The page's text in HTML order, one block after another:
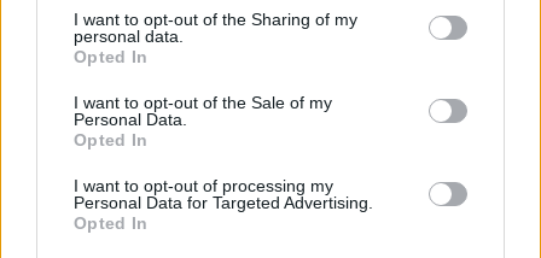
I want to opt-out of the Sharing of my
personal data.
Opted In
I want to opt-out of the Sale of my
Personal Data.
Opted In
I want to opt-out of processing my
Personal Data for Targeted Advertising.
Opted In
Handbol
DEIXA UNA RESPOSTA